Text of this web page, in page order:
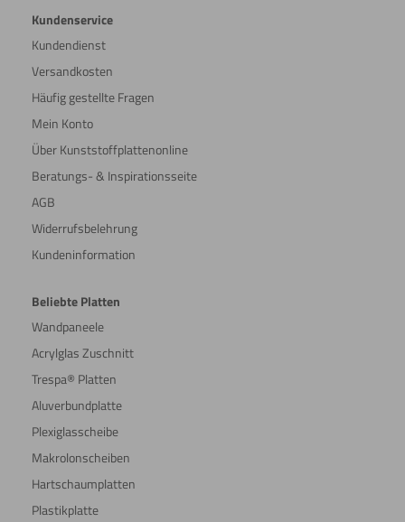
Kundenservice
Kundendienst
Versandkosten
Häufig gestellte Fragen
Mein Konto
Über Kunststoffplattenonline
Beratungs- & Inspirationsseite
AGB
Widerrufsbelehrung
Kundeninformation
Beliebte Platten
Wandpaneele
Acrylglas Zuschnitt
Trespa® Platten
Aluverbundplatte
Plexiglasscheibe
Makrolonscheiben
Hartschaumplatten
Plastikplatte